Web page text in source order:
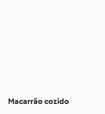
Macarrão cozido